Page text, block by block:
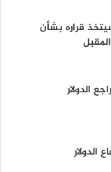
قراره بشأن
الدولار
الدولار